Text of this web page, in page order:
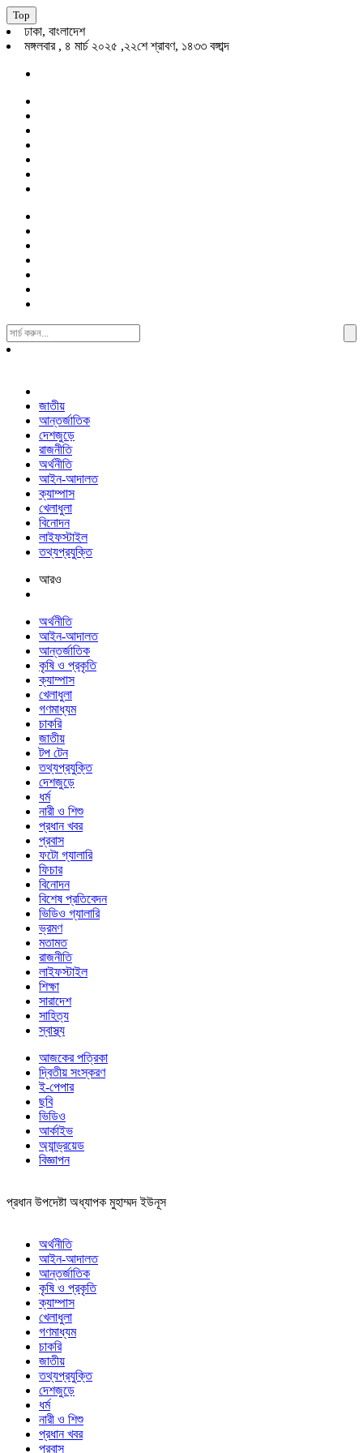
Top
ঢাকা, বাংলাদেশ
মঙ্গলবার , ৪ মার্চ ২০২৫ ,২২শে শ্রাবণ, ১৪৩৩ বঙ্গাব্দ
Search
For:
জাতীয়
আন্তর্জাতিক
দেশজুড়ে
রাজনীতি
অর্থনীতি
আইন-আদালত
ক্যাম্পাস
খেলাধুলা
বিনোদন
লাইফস্টাইল
তথ্যপ্রযুক্তি
আরও
অর্থনীতি
আইন-আদালত
আন্তর্জাতিক
কৃষি ও প্রকৃতি
ক্যাম্পাস
খেলাধুলা
গণমাধ্যম
চাকরি
জাতীয়
টপ টেন
তথ্যপ্রযুক্তি
দেশজুড়ে
ধর্ম
নারী ও শিশু
প্রধান খবর
প্রবাস
ফটো গ্যালারি
ফিচার
বিনোদন
বিশেষ প্রতিবেদন
ভিডিও গ্যালারি
ভ্রমণ
মতামত
রাজনীতি
লাইফস্টাইল
শিক্ষা
সারাদেশ
সাহিত্য
স্বাস্থ্য
আজকের পত্রিকা
দ্বিতীয় সংস্করণ
ই-পেপার
ছবি
ভিডিও
আর্কাইভ
অ্যান্ড্রয়েড
বিজ্ঞাপন
প্রধান উপদেষ্টা অধ্যাপক মুহাম্মদ ইউনূস
অর্থনীতি
আইন-আদালত
আন্তর্জাতিক
কৃষি ও প্রকৃতি
ক্যাম্পাস
খেলাধুলা
গণমাধ্যম
চাকরি
জাতীয়
তথ্যপ্রযুক্তি
দেশজুড়ে
ধর্ম
নারী ও শিশু
প্রধান খবর
প্রবাস